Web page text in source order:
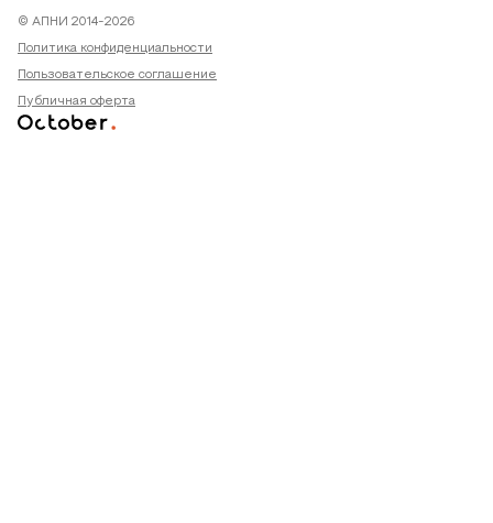
© АПНИ 2014-2026
Политика конфиденциальности
Пользовательское соглашение
Публичная оферта